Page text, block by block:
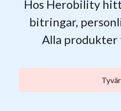
Hos Herobility
bitringar,
Alla produkter